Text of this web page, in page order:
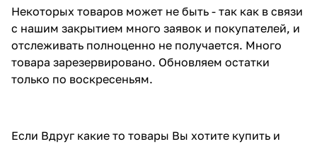
Некоторых товаров может не быть - так как в связи
с нашим закрытием много заявок и покупателей, и
отслеживать полноценно не получается. Много
товара зарезервировано. Обновляем остатки
только по воскресеньям.
Если Вдруг какие то товары Вы хотите купить и